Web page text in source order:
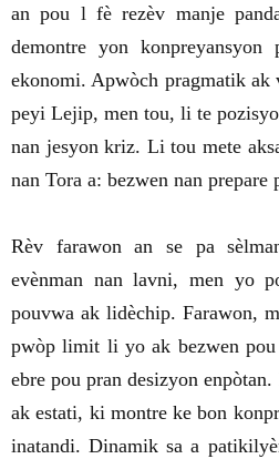
an pou l fè rezèv manje
demontre yon
ekonomi. Apwòch pragmatik ak
peyi Lejip, men tou, li te
nan jesyon kriz. Li tou mete
nan Tora a: bezwen nan prepare
Rèv farawon an se pa
evènman nan lavni, men yo
pouvwa ak lidèchip. Farawon,
pwòp limit li yo ak bezwen
ebre pou pran desizyon
ak estati, ki montre ke bon
inatandi. Dinamik sa a